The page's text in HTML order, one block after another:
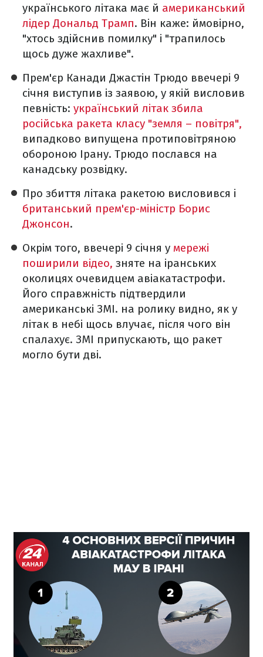
українського літака має й американський
лідер Дональд Трамп. Він каже: ймовірно,
"хтось здійснив помилку" і "трапилось
щось дуже жахливе".
Прем'єр Канади Джастін Трюдо ввечері 9
січня виступив із заявою, у якій висловив
певність: український літак збила
російська ракета класу "земля – повітря",
випадково випущена протиповітряною
обороною Ірану. Трюдо послався на
канадську розвідку.
Про збиття літака ракетою висловився і
британський прем'єр-міністр Борис
Джонсон.
Окрім того, ввечері 9 січня у мережі
поширили відео, зняте на іранських
околицях очевидцем авіакатастрофи.
Його справжність підтвердили
американські ЗМІ. на ролику видно, як у
літак в небі щось влучає, після чого він
спалахує. ЗМІ припускають, що ракет
могло бути дві.